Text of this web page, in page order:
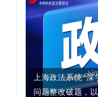
上海政法系统“
问题整改破题，